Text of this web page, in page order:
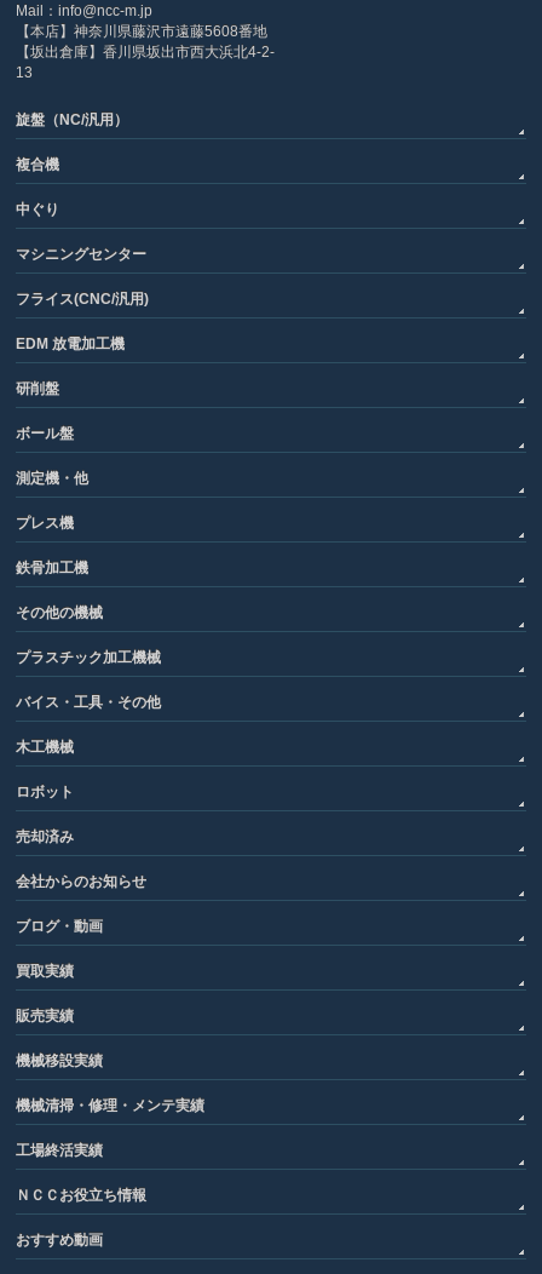
Mail：info@ncc-m.jp
【本店】神奈川県藤沢市遠藤5608番地
【坂出倉庫】香川県坂出市西大浜北4-2-
13
旋盤（NC/汎用）
複合機
中ぐり
マシニングセンター
フライス(CNC/汎用)
EDM 放電加工機
研削盤
ボール盤
測定機・他
プレス機
鉄骨加工機
その他の機械
プラスチック加工機械
バイス・工具・その他
木工機械
ロボット
売却済み
会社からのお知らせ
ブログ・動画
買取実績
販売実績
機械移設実績
機械清掃・修理・メンテ実績
工場終活実績
ＮＣＣお役立ち情報
おすすめ動画